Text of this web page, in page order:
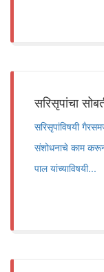
सरिसृपांचा
सरिसृपांविषयी
संशोधनाचे काम करून
पाल यांच्याविषयी...